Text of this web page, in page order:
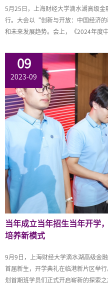
5月25日，上海财经大学滴水湖高级
行。大会以“创新与开放：中国经济
和未来发展趋势。会上，《2024年度
内容详见：https://
09
2023-09
当年成立当年招生当年开学
培养新模式
9月9日，上海财经大学滴水湖高级金
首届新生，开学典礼在临港新片区举
划首期班学员们正式开启崭新的探索之